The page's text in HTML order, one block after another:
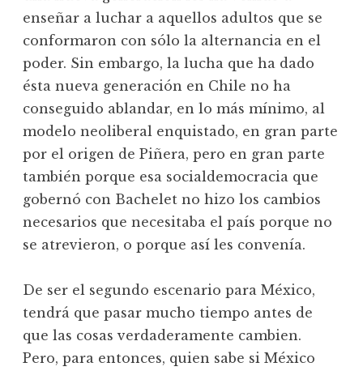
enseñar a luchar a aquellos adultos que se
conformaron con sólo la alternancia en el
poder. Sin embargo, la lucha que ha dado
ésta nueva generación en Chile no ha
conseguido ablandar, en lo más mínimo, al
modelo neoliberal enquistado, en gran parte
por el origen de Piñera, pero en gran parte
también porque esa socialdemocracia que
gobernó con Bachelet no hizo los cambios
necesarios que necesitaba el país porque no
se atrevieron, o porque así les convenía.
De ser el segundo escenario para México,
tendrá que pasar mucho tiempo antes de
que las cosas verdaderamente cambien.
Pero, para entonces, quien sabe si México